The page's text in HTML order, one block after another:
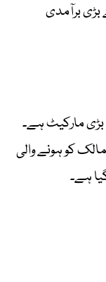
برآمدی
مارکیٹ ہے۔
کو ہونے والی
ہے۔